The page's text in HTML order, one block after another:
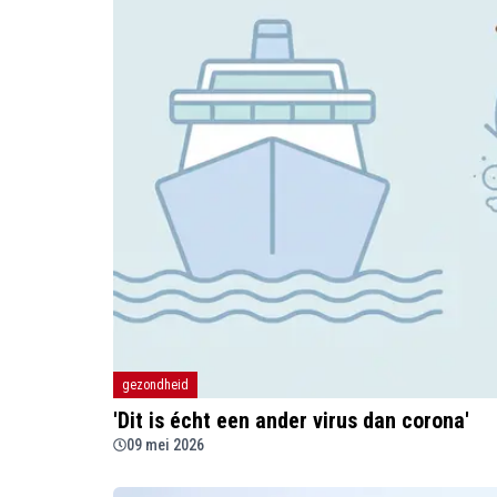
gezondheid
'Dit is écht een ander virus dan corona'
09 mei 2026